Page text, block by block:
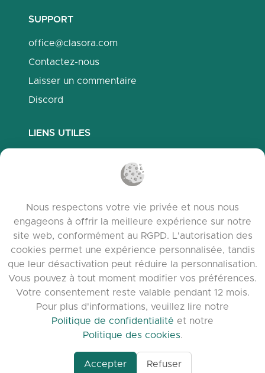
SUPPORT
office@clasora.com
Contactez-nous
Laisser un commentaire
Discord
LIENS UTILES
Politique de confidentialité
Conditions d’utilisation
Notes de version
© 2026 clasora.com platform | Tous droits
Nous respectons votre vie privée et nous nous
engageons à offrir la meilleure expérience sur notre
site web, conformément au RGPD. L'autorisation des
cookies permet une expérience personnalisée, tandis
que leur désactivation peut réduire la personnalisation.
Vous pouvez à tout moment modifier vos préférences.
Votre consentement reste valable pendant 12 mois.
Pour plus d'informations, veuillez lire notre
Politique de confidentialité et notre
Politique des cookies.
Accepter Refuser